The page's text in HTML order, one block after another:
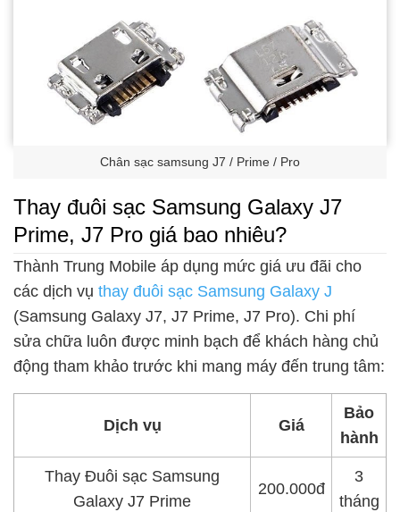
Chân sạc samsung J7 / Prime / Pro
Thay đuôi sạc Samsung Galaxy J7
Prime, J7 Pro giá bao nhiêu?
Thành Trung Mobile áp dụng mức giá ưu đãi cho
các dịch vụ thay đuôi sạc Samsung Galaxy J
(Samsung Galaxy J7, J7 Prime, J7 Pro). Chi phí
sửa chữa luôn được minh bạch để khách hàng chủ
động tham khảo trước khi mang máy đến trung tâm:
Dịch vụ Giá
Bảo
hành
Thay Đuôi sạc Samsung
Galaxy J7 Prime
200.000đ
3
tháng